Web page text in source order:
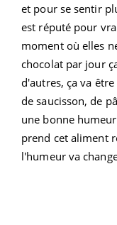
et pour se sentir
est réputé pour
moment où elles
chocolat par jour
d'autres, ça va
de saucisson, de
une bonne
prend cet aliment
l'humeur va